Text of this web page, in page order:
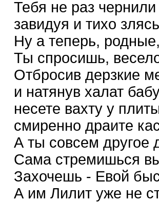
Тебя не раз
завидуя и тихо
Ну а теперь,
Ты спросишь,
Отбросив дерзкие
и натянув халат
несете вахту у
смиренно драите
А ты совсем другое
Сама стремишься
Захочешь - Евой
А им Лилит уже не